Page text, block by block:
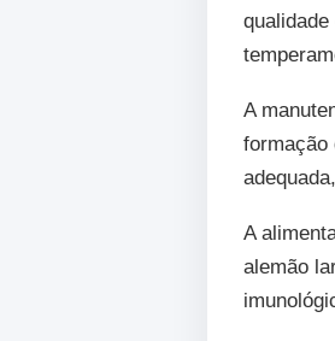
A
formação
A
alemão